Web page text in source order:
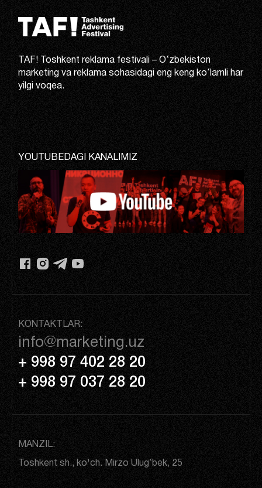
TAF! Toshkent reklama festivali – O‘zbekiston
marketing va reklama sohasidagi eng keng ko‘lamli har
yilgi voqea.
YOUTUBEDAGI KANALIMIZ
KONTAKTLAR:
info@marketing.uz
+ 998 97 402 28 20
+ 998 97 037 28 20
MANZIL:
Toshkent sh., ko'ch. Mirzo Ulug‘bek, 25